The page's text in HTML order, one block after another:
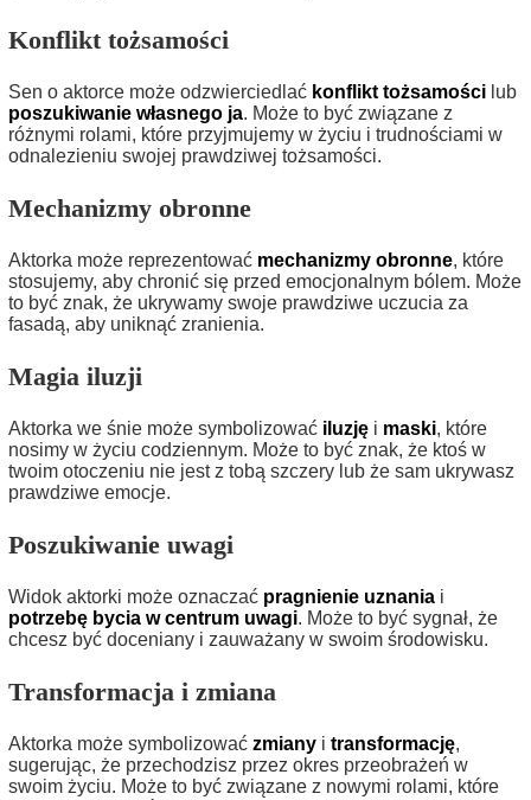
Konflikt tożsamości
Sen o aktorce może odzwierciedlać konflikt tożsamości lub
poszukiwanie własnego ja. Może to być związane z
różnymi rolami, które przyjmujemy w życiu i trudnościami w
odnalezieniu swojej prawdziwej tożsamości.
Mechanizmy obronne
Aktorka może reprezentować mechanizmy obronne, które
stosujemy, aby chronić się przed emocjonalnym bólem. Może
to być znak, że ukrywamy swoje prawdziwe uczucia za
fasadą, aby uniknąć zranienia.
Magia iluzji
Aktorka we śnie może symbolizować iluzję i maski, które
nosimy w życiu codziennym. Może to być znak, że ktoś w
twoim otoczeniu nie jest z tobą szczery lub że sam ukrywasz
prawdziwe emocje.
Poszukiwanie uwagi
Widok aktorki może oznaczać pragnienie uznania i
potrzebę bycia w centrum uwagi. Może to być sygnał, że
chcesz być doceniany i zauważany w swoim środowisku.
Transformacja i zmiana
Aktorka może symbolizować zmiany i transformację,
sugerując, że przechodzisz przez okres przeobrażeń w
swoim życiu. Może to być związane z nowymi rolami, które